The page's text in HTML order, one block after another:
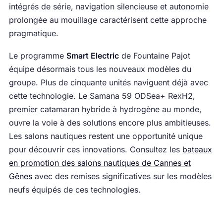
intégrés de série, navigation silencieuse et autonomie
prolongée au mouillage caractérisent cette approche
pragmatique.
Le programme Smart Electricde Fountaine Pajot
équipe désormais tous les nouveaux modèles du
groupe. Plus de cinquante unités naviguent déjà avec
cette technologie. Le Samana 59 ODSea+ RexH2,
premier catamaran hybride à hydrogène au monde,
ouvre la voie à des solutions encore plus ambitieuses.
Les salons nautiques restent une opportunité unique
pour découvrir ces innovations. Consultez les bateaux
en promotion des salons nautiques de Cannes et
Gênesavec des remises significatives sur les modèles
neufs équipés de ces technologies.